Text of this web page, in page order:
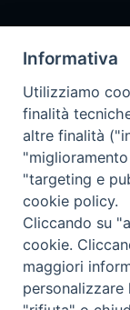
Informativa
Utilizziamo
finalità
altre finalità
"targeting e
cookie policy.
Cliccando su
cookie.
maggiori
personalizzare